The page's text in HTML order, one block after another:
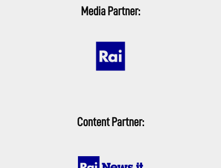
Media Partner:
Content Partner: